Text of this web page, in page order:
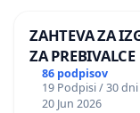
ZAHTEVA ZA
ZA
PRESTRANEK
86 podpisov
19 Podpisi / 30 dni
20 Jun 2026